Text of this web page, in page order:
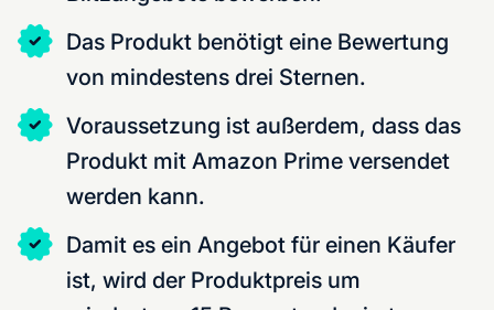
Das Produkt benötigt eine Bewertung
von mindestens drei Sternen.
Voraussetzung ist außerdem, dass das
Produkt mit Amazon Prime versendet
werden kann.
Damit es ein Angebot für einen Käufer
ist, wird der Produktpreis um